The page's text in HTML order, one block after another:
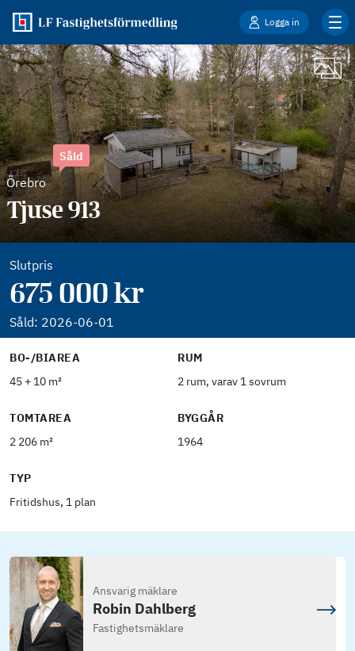
Logga in
Örebro
Såld
Tjuse 913
Slutpris
675 000 kr
Såld: 2026-06-01
BO-/BIAREA
45 + 10 m²
RUM
2 rum, varav 1 sovrum
TOMTAREA
2 206 m²
BYGGÅR
1964
TYP
Fritidshus, 1 plan
Ansvarig mäklare
Robin Dahlberg
Fastighetsmäklare